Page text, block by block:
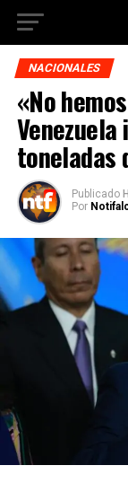
NACIONALES
«No
toneladas
Publicado
Por